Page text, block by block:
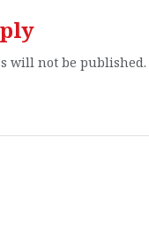
will not be published.